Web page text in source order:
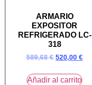
ARMARIO
EXPOSITOR
REFRIGERADO LC-
318
589,68€ 520,00 €
Añadir al carrito